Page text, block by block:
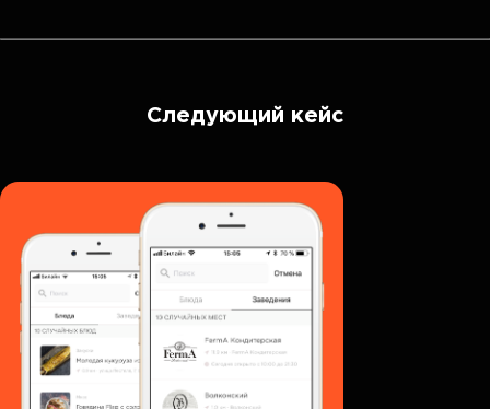
Следующий кейс